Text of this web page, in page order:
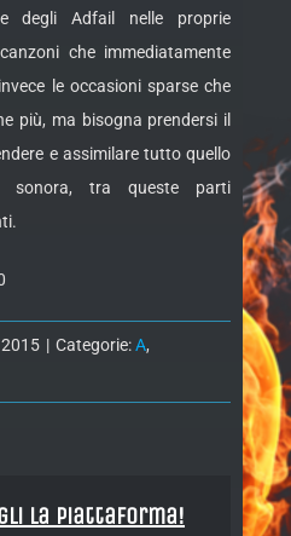
degli Adfail nelle proprie
che immediatamente
le occasioni sparse che
più, ma bisogna prendersi il
e assimilare tutto quello
sonora, tra queste parti
| Categorie:A,
la piattaforma!